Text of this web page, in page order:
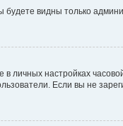
будете видны только
личных настройках
Если вы не